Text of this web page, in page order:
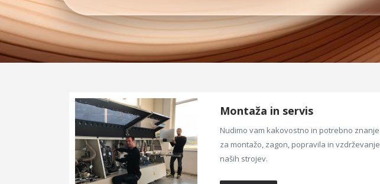
Montaža in servis
Nudimo vam kakovostno in potrebno znanje
za montažo, zagon, popravila in vzdrževanje
naših strojev.